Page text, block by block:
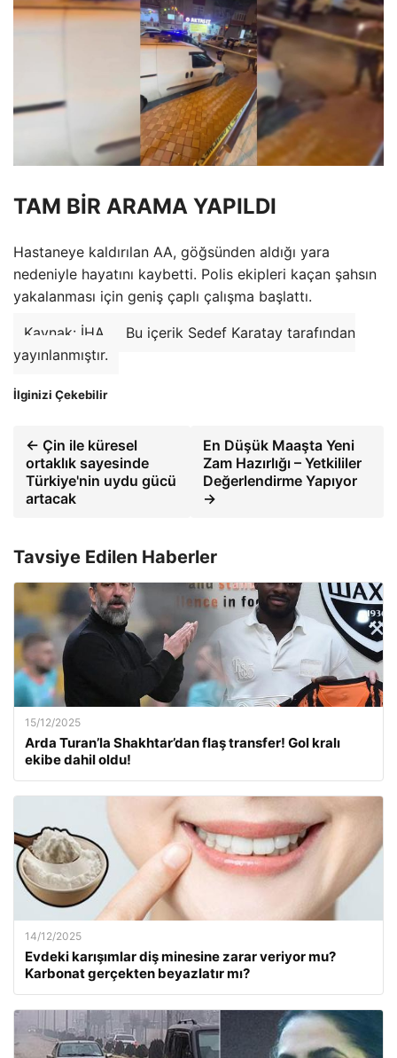
TAM BİR ARAMA YAPILDI
Hastaneye kaldırılan AA, göğsünden aldığı yara
nedeniyle hayatını kaybetti. Polis ekipleri kaçan şahsın
yakalanması için geniş çaplı çalışma başlattı.
Kaynak: İHA
Bu içerik Sedef Karatay tarafından
yayınlanmıştır.
İlginizi Çekebilir
← Çin ile küresel
ortaklık sayesinde
Türkiye'nin uydu gücü
artacak
En Düşük Maaşta Yeni
Zam Hazırlığı – Yetkililer
Değerlendirme Yapıyor
→
Tavsiye Edilen Haberler
15/12/2025
Arda Turan’la Shakhtar’dan flaş transfer! Gol kralı
ekibe dahil oldu!
14/12/2025
Evdeki karışımlar diş minesine zarar veriyor mu?
Karbonat gerçekten beyazlatır mı?